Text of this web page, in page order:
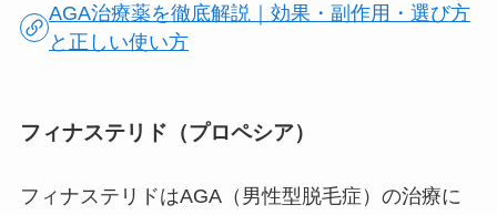
AGA治療薬を徹底解説｜効果・副作用・選び方
と正しい使い方
フィナステリド（プロペシア）
フィナステリドはAGA（男性型脱毛症）の治療に